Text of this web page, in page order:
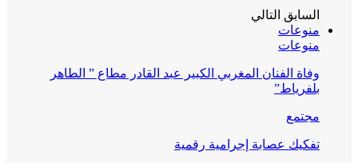
السابق التالي
منوعات
منوعات
وفاة الفنان المغربي الكبير عبد القادر مطاع ” الطاهر
بلفرياط”
مجتمع
تفكيك عصابة إجرامية رقمية